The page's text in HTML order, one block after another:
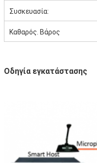
Συσκευασία:
Καθαρός. Βάρος
Οδηγία εγκατάστασης